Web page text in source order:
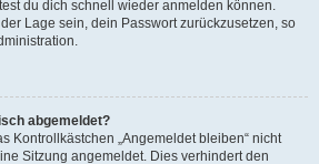
du dich schnell wieder anmelden können.
Lage sein, dein Passwort zurückzusetzen, so
abgemeldet?
Kontrollkästchen „Angemeldet bleiben“ nicht
Sitzung angemeldet. Dies verhindert den